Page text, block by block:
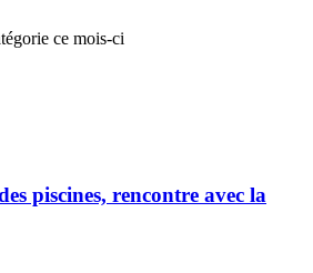
ce mois-ci
piscines, rencontre avec la